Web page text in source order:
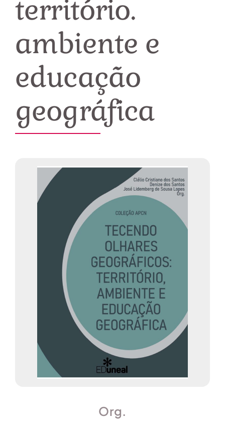
território.
ambiente e
educação
geográfica
Org.